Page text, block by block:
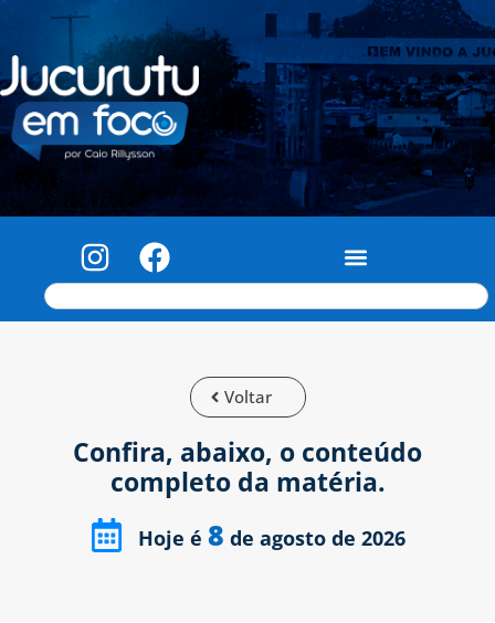
Voltar
Confira, abaixo, o conteúdo
completo da matéria.
Hoje é 8 de agosto de 2026